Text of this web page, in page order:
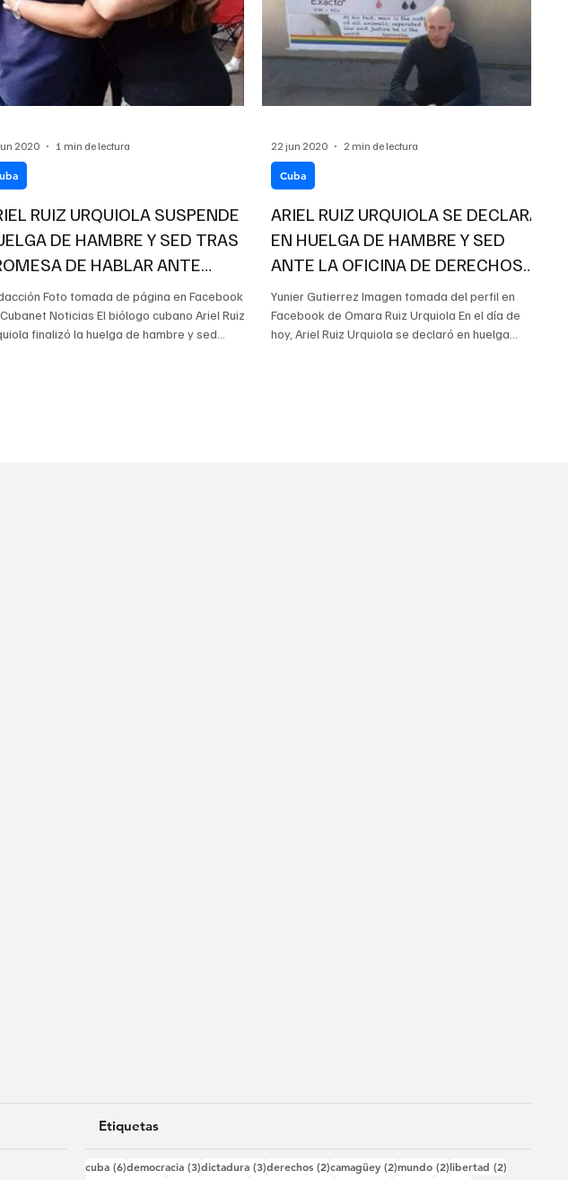
RUIZ URQUIOLA SUSPENDE
DE HAMBRE Y SED TRAS
DE HABLAR ANTE
DE DERECHOS
Foto tomada de página en Facebook
Noticias El biólogo cubano Ariel Ruiz
finalizó la huelga de hambre y sed...
2020 1 min de lectura
ARIEL RUIZ URQUIOLA SE DECLARA
EN HUELGA DE HAMBRE Y SED
ANTE LA OFICINA DE DERECHOS
HUMANOS DE LA O
Yunier Gutierrez Imagen tomada del perfil en
Facebook de Omara Ruiz Urquiola En el día de
hoy, Ariel Ruiz Urquiola se declaró en huelga...
Cuba
22 jun 2020 2 min de lectura
Etiquetas
cuba (6)6 entradas
democracia (3)3 entradas
dictadura (3)3 entradas
derechos (2)2 entradas
camagüey (2)2 entradas
mundo (2)2 entradas
libertad (2)